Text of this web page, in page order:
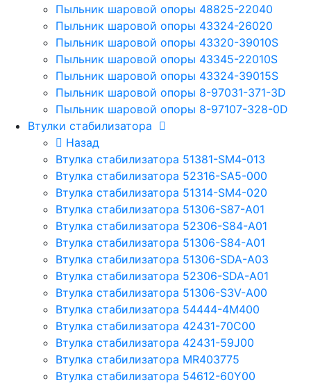
Пыльник шаровой опоры 48825-22040
Пыльник шаровой опоры 43324-26020
Пыльник шаровой опоры 43320-39010S
Пыльник шаровой опоры 43345-22010S
Пыльник шаровой опоры 43324-39015S
Пыльник шаровой опоры 8-97031-371-3D
Пыльник шаровой опоры 8-97107-328-0D
Втулки стабилизатора
Назад
Втулка стабилизатора 51381-SM4-013
Втулка стабилизатора 52316-SA5-000
Втулка стабилизатора 51314-SM4-020
Втулка стабилизатора 51306-S87-A01
Втулка стабилизатора 52306-S84-A01
Втулка стабилизатора 51306-S84-A01
Втулка стабилизатора 51306-SDA-A03
Втулка стабилизатора 52306-SDA-A01
Втулка стабилизатора 51306-S3V-A00
Втулка стабилизатора 54444-4M400
Втулка стабилизатора 42431-70С00
Втулка стабилизатора 42431-59J00
Втулка стабилизатора MR403775
Втулка стабилизатора 54612-60Y00